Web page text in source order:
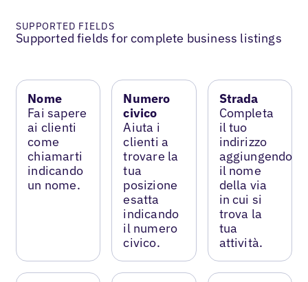
SUPPORTED FIELDS
Supported fields for complete business listings
Nome
Fai sapere
ai clienti
come
chiamarti
indicando
un nome.
Numero
civico
Aiuta i
clienti a
trovare la
tua
posizione
esatta
indicando
il numero
civico.
Strada
Completa
il tuo
indirizzo
aggiungendo
il nome
della via
in cui si
trova la
tua
attività.